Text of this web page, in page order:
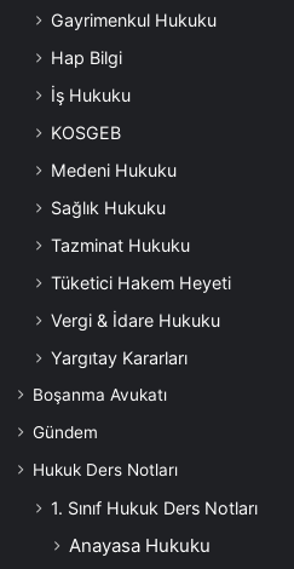
Gayrimenkul Hukuku
Hap Bilgi
İş Hukuku
KOSGEB
Medeni Hukuku
Sağlık Hukuku
Tazminat Hukuku
Tüketici Hakem Heyeti
Vergi & İdare Hukuku
Yargıtay Kararları
Boşanma Avukatı
Gündem
Hukuk Ders Notları
1. Sınıf Hukuk Ders Notları
Anayasa Hukuku